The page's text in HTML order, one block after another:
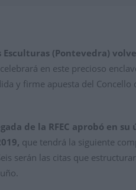
Esculturas (Pontevedra)
en este precioso
y firme apuesta del Concello
de la RFEC aprobó en
que tendrá la siguiente
serán las citas que